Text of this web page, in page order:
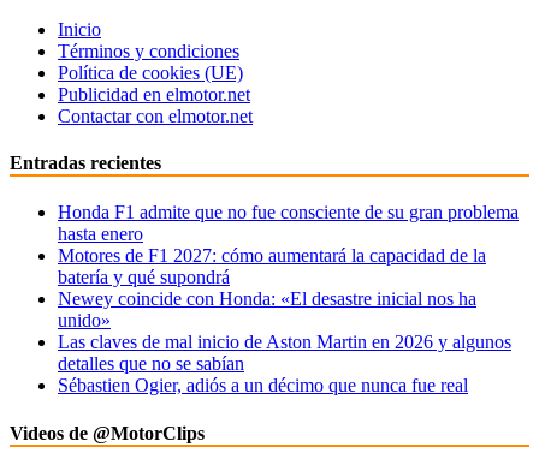
Inicio
Términos y condiciones
Política de cookies (UE)
Publicidad en elmotor.net
Contactar con elmotor.net
Entradas recientes
Honda F1 admite que no fue consciente de su gran problema
hasta enero
Motores de F1 2027: cómo aumentará la capacidad de la
batería y qué supondrá
Newey coincide con Honda: «El desastre inicial nos ha
unido»
Las claves de mal inicio de Aston Martin en 2026 y algunos
detalles que no se sabían
Sébastien Ogier, adiós a un décimo que nunca fue real
Videos de @MotorClips